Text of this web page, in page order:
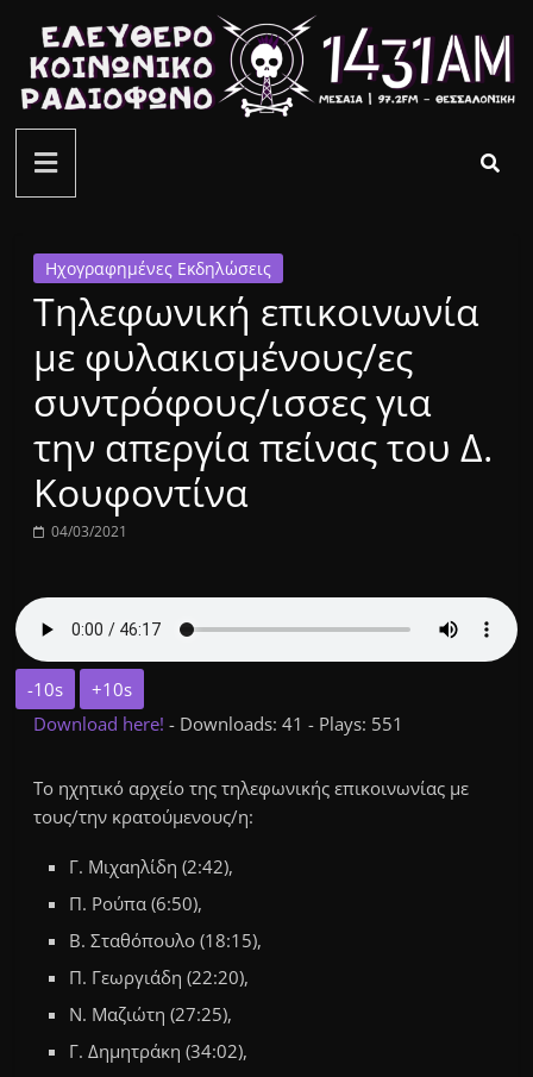
περιεχόμενο
ελεύθερο
κοινωνικό
ραδιόφωνο
1431AM
Ηχογραφημένες Εκδηλώσεις
Τηλεφωνική επικοινωνία
με φυλακισμένους/ες
συντρόφους/ισσες για
την απεργία πείνας του Δ.
Κουφοντίνα
04/03/2021
-10s
+10s
Download here!- Downloads: 41 - Plays: 551
Το ηχητικό αρχείο της τηλεφωνικής επικοινωνίας με
τους/την κρατούμενους/η:
Γ. Μιχαηλίδη (2:42),
Π. Ρούπα (6:50),
Β. Σταθόπουλο (18:15),
Π. Γεωργιάδη (22:20),
Ν. Μαζιώτη (27:25),
Γ. Δημητράκη (34:02),